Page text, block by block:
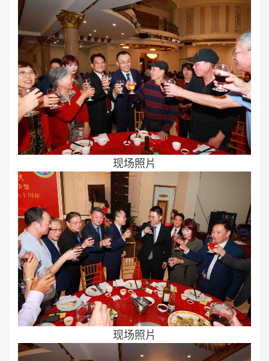
现场照片
现场照片